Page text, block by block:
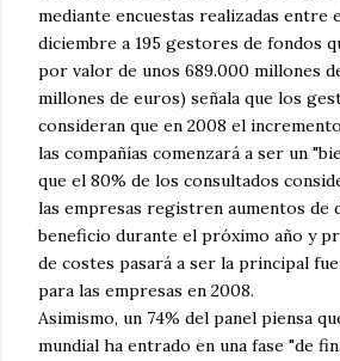
mediante encuestas realizadas entre
diciembre a 195 gestores de fondos
por valor de unos 689.000 millones
millones de euros) señala que los
consideran que en 2008 el
las compañías comenzará a ser un
que el 80% de los consultados
las empresas registren aumentos de
beneficio durante el próximo año y
de costes pasará a ser la principal
para las empresas en 2008.
Asimismo, un 74% del panel piensa
mundial ha entrado en una fase "de